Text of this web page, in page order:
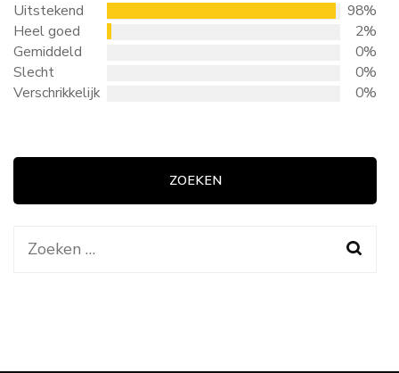
Uitstekend
98%
Heel goed
2%
Gemiddeld
0%
Slecht
0%
Verschrikkelijk
0%
ZOEKEN
Zoeken